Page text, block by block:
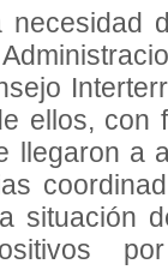
ellos,
llegaron a
situación
por